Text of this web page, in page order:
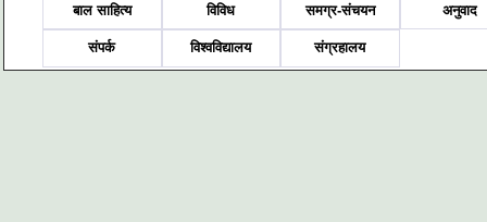
बाल साहित्य विविध समग्र-संचयन अनुवाद
संपर्क विश्वविद्यालय संग्रहालय